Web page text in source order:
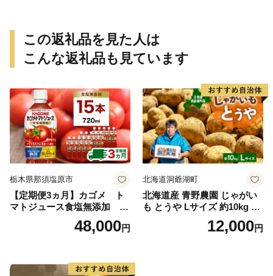
この返礼品を見た人は
こんな返礼品も見ています
栃木県那須塩原市
【定期便3ヵ月】カゴメ ト
マトジュース食塩無添加 72
0ml PET×15本 1ケース 毎月
届く 3ヵ月 3回コース ns001-
48,000円
北海道洞爺湖町
北海道産 青野農園 じゃがい
も とうや Lサイズ 約10kg 20
26年10月初旬～12月下旬頃お
届け 先行予約 北海道 ジャガ
12,000円